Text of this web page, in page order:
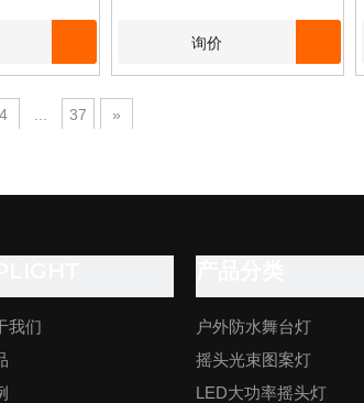
询价
4 37 »
我们
户外防水舞台灯
摇头光束图案灯
LED大功率摇头灯